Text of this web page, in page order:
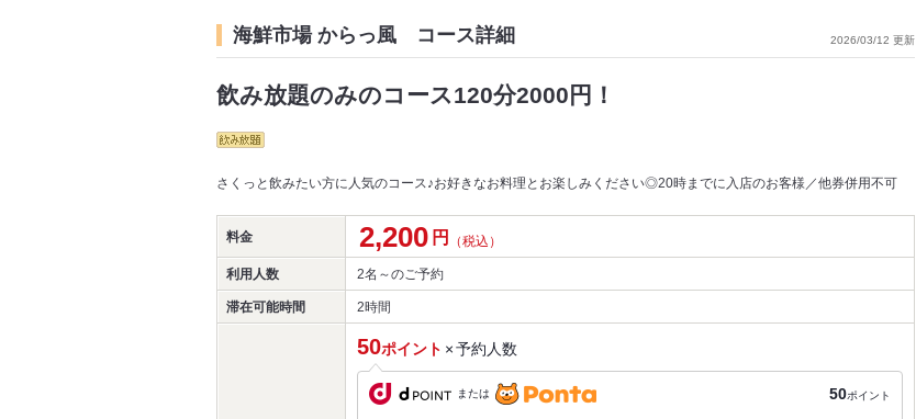
海鮮市場 からっ風 コース詳細 2026/03/12 更新
飲み放題のみのコース120分2000円！
さくっと飲みたい方に人気のコース♪お好きなお料理とお楽しみください◎20時までに入店のお客様／他券併用不可
料金 2,200 円 （税込）
利用人数 2名～のご予約
滞在可能時間 2時間
50ポイント ×予約人数
または 50ポイント